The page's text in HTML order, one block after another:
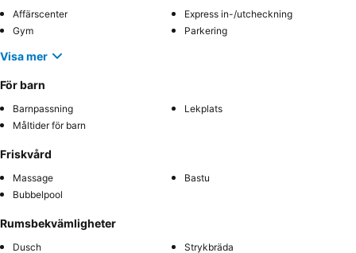
Affärscenter
Express in-/utcheckning
Gym
Parkering
Visa mer
För barn
Barnpassning
Lekplats
Måltider för barn
Friskvård
Massage
Bastu
Bubbelpool
Rumsbekvämligheter
Dusch Strykbräda